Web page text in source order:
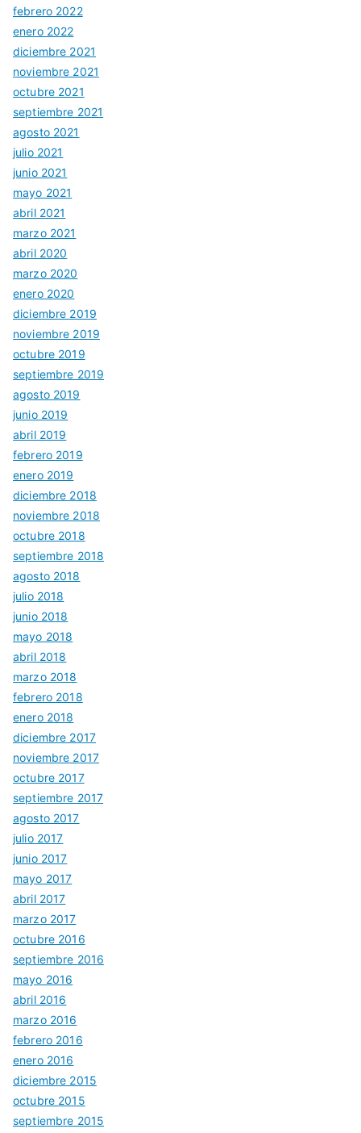
febrero 2022
enero 2022
diciembre 2021
noviembre 2021
octubre 2021
septiembre 2021
agosto 2021
julio 2021
junio 2021
mayo 2021
abril 2021
marzo 2021
abril 2020
marzo 2020
enero 2020
diciembre 2019
noviembre 2019
octubre 2019
septiembre 2019
agosto 2019
junio 2019
abril 2019
febrero 2019
enero 2019
diciembre 2018
noviembre 2018
octubre 2018
septiembre 2018
agosto 2018
julio 2018
junio 2018
mayo 2018
abril 2018
marzo 2018
febrero 2018
enero 2018
diciembre 2017
noviembre 2017
octubre 2017
septiembre 2017
agosto 2017
julio 2017
junio 2017
mayo 2017
abril 2017
marzo 2017
octubre 2016
septiembre 2016
mayo 2016
abril 2016
marzo 2016
febrero 2016
enero 2016
diciembre 2015
octubre 2015
septiembre 2015